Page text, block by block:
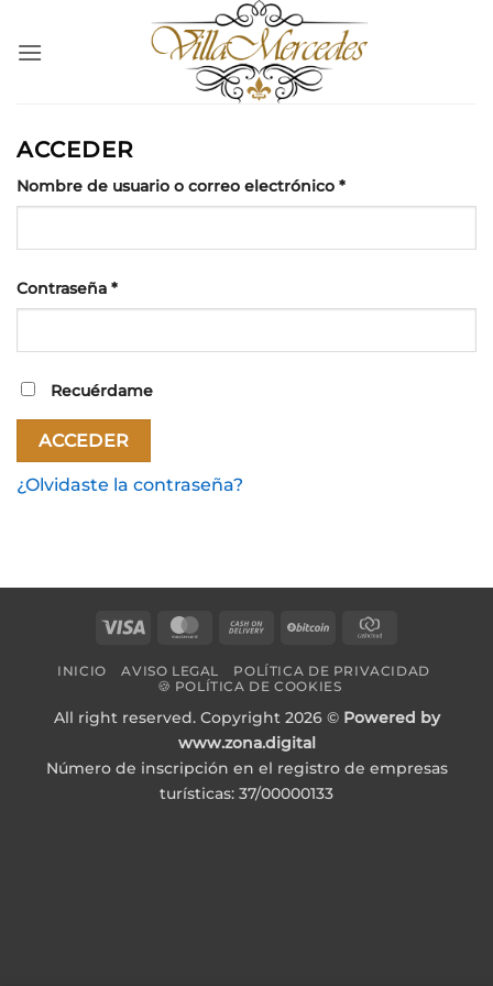
contenido
ACCEDER
Nombre de usuario o correo electrónico *Obligatorio
Contraseña *Obligatorio
Recuérdame
ACCEDER
¿Olvidaste la contraseña?
Visa MasterCard
Cash
Delivery
BitCoin
INICIO AVISO LEGAL
POLÍTICA DE PRIVACIDAD
🍪 POLÍTICA DE COOKIES
All right reserved. Copyright 2026 © Powered by
www.zona.digital
Número de inscripción en el registro de empresas
turísticas: 37/00000133